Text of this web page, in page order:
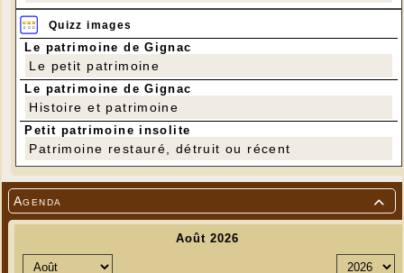

Agenda
Quizz images
Le patrimoine de Gignac
Le petit patrimoine
Le patrimoine de Gignac
Histoire et patrimoine
Petit patrimoine insolite
Patrimoine restauré, détruit ou récent